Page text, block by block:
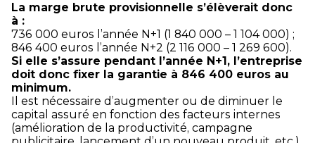
La marge brute provisionnelle s’élèverait donc
à :
736 000 euros l’année N+1 (1 840 000 – 1 104 000) ;
846 400 euros l’année N+2 (2 116 000 – 1 269 600).
Si elle s’assure pendant l’année N+1, l’entreprise
doit donc fixer la garantie à 846 400 euros au
minimum.
Il est nécessaire d’augmenter ou de diminuer le
capital assuré en fonction des facteurs internes
(amélioration de la productivité, campagne